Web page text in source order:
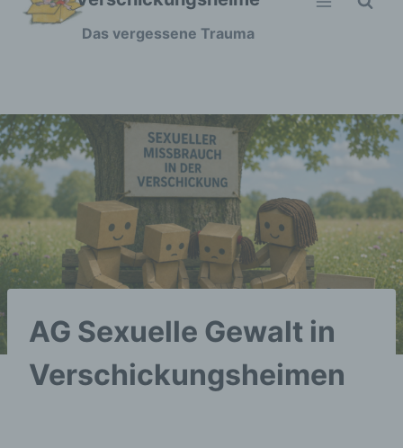
Zum
Das vergessene Trauma
AG Sexuelle Gewalt in
Verschickungsheimen